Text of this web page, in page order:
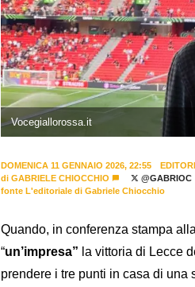
Vocegiallorossa.it
DOMENICA 11 GENNAIO 2026, 22:55
di GABRIELE CHIOCCHIO
@GABRIOC
fonte L'editoriale di Gabriele Chiocchio
Quando, in conferenza stampa
“un’impresa” la vittoria di Lecce
prendere i tre punti in casa di